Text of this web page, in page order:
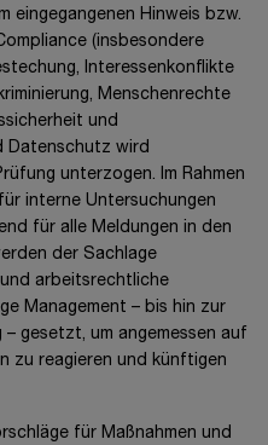
eingegangenen Hinweis bzw.
(insbesondere
Interessenkonflikte
Menschenrechte
und
Datenschutz wird
unterzogen. Im Rahmen
interne Untersuchungen
für alle Meldungen in den
der Sachlage
arbeitsrechtliche
Management – bis hin zur
– gesetzt, um angemessen auf
zu reagieren und künftigen
für Maßnahmen und